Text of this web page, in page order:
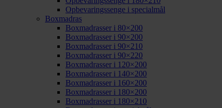
Opbevaringssenge i specialmål
Boxmadras
Boxmadrasser i 80×200
Boxmadrasser i 90×200
Boxmadrasser i 90×210
Boxmadrasser i 90×220
Boxmadrasser i 120×200
Boxmadrasser i 140×200
Boxmadrasser i 160×200
Boxmadrasser i 180×200
Boxmadrasser i 180×210